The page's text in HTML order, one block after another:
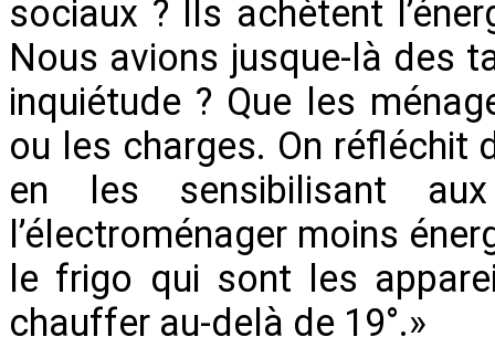
sociaux ? Ils achètent
Nous avions jusque-là des
inquiétude ? Que les
ou les charges. On réfléchit
en les sensibilisant
l’électroménager moins
le frigo qui sont les
chauffer au-delà de 19°.»